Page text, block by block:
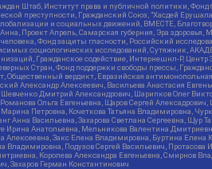
Штаб, Институт права и публичной политики,
преступности, Гражданский Союз, "Хасдей
и социальных движений, ВМЕСТЕ,
Проект Апрель, Самарская губерния, Эра
Фонд защиты гласности, Российский
социологических исследований, Сутяжник,
Гражданское содействие, Интернешнл-Р,
Стран, Фонд поддержки свободы прессы,
вердикт, Евразийская
Александр Алексеевич, Васильева Анастасия
Дмитрий Александрович, Шарипков Олег
Ольга Евгеньевна, Щаров Сергей
Петровна, Кочеткова Татьяна Владимировна,
Васильевна, Захарова Светлана Сергеевна,
Анатольевна, Мельникова Валентина
Закс Елена Владимировна, Буртина
Подузов Сергей Васильевич,
Королева Александра Евгеньевна, Смирнов
Захаров Герман Константинович